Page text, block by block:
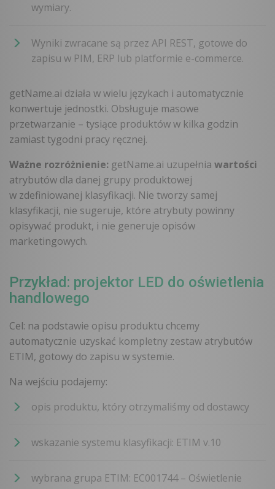
wymiary.
Wyniki zwracane są przez API REST, gotowe do
zapisu w PIM, ERP lub platformie e-commerce.
getName.ai działa w wielu językach i automatycznie
konwertuje jednostki. Obsługuje masowe
przetwarzanie – tysiące produktów w kilka godzin
zamiast tygodni pracy ręcznej.
Ważne rozróżnienie: getName.ai uzupełnia wartości
atrybutów dla danej grupy produktowej
w zdefiniowanej klasyfikacji. Nie tworzy samej
klasyfikacji, nie sugeruje, które atrybuty powinny
opisywać produkt, i nie generuje opisów
marketingowych.
Przykład: projektor LED do oświetlenia
handlowego
Cel: na podstawie opisu produktu chcemy
automatycznie uzyskać kompletny zestaw atrybutów
ETIM, gotowy do zapisu w systemie.
Na wejściu podajemy:
opis produktu, który otrzymaliśmy od dostawcy
wskazanie systemu klasyfikacji: ETIM v.10
wybrana grupa ETIM: EC001744 – Oświetlenie